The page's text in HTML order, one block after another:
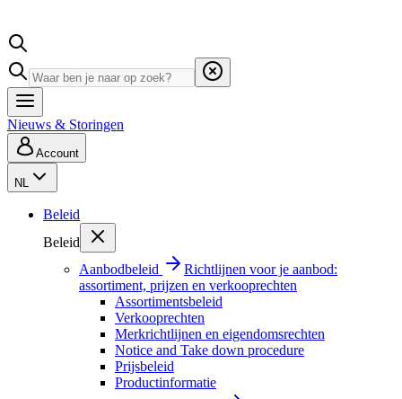
Nieuws & Storingen
Account
NL
Beleid
Beleid
Aanbodbeleid
Richtlijnen voor je aanbod:
assortiment, prijzen en verkooprechten
Assortimentsbeleid
Verkooprechten
Merkrichtlijnen en eigendomsrechten
Notice and Take down procedure
Prijsbeleid
Productinformatie